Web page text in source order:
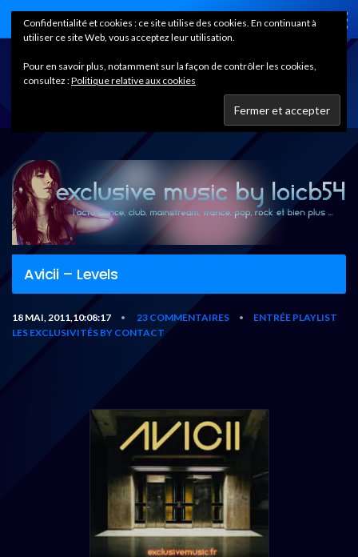
Home
Avicii – Levels
18 MAI, 2011,10:08:17 • 23 COMMENTAIRES •
ENTRÉE PLAYLIST
LES EXCLUSIVITÉS BY CONTACT
Confidentialité et cookies : ce site utilise des cookies. En continuant à
utiliser ce site Web, vous acceptez leur utilisation.
Pour en savoir plus, notamment sur la façon de contrôler les cookies,
consultez :Politique relative aux cookies